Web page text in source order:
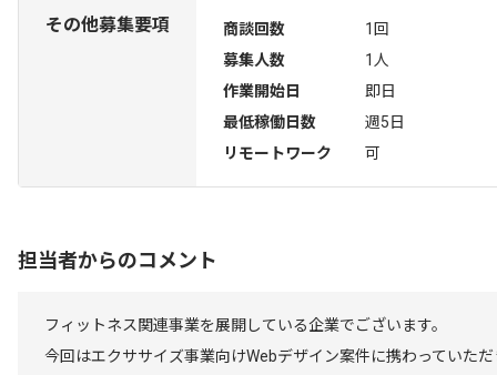
その他募集要項 商談回数
1回
募集人数
1人
作業開始日
即日
最低稼働日数
週5日
リモートワーク
可
担当者からのコメント
フィットネス関連事業を展開している企業でございます。
今回はエクササイズ事業向けWebデザイン案件に携わっていた